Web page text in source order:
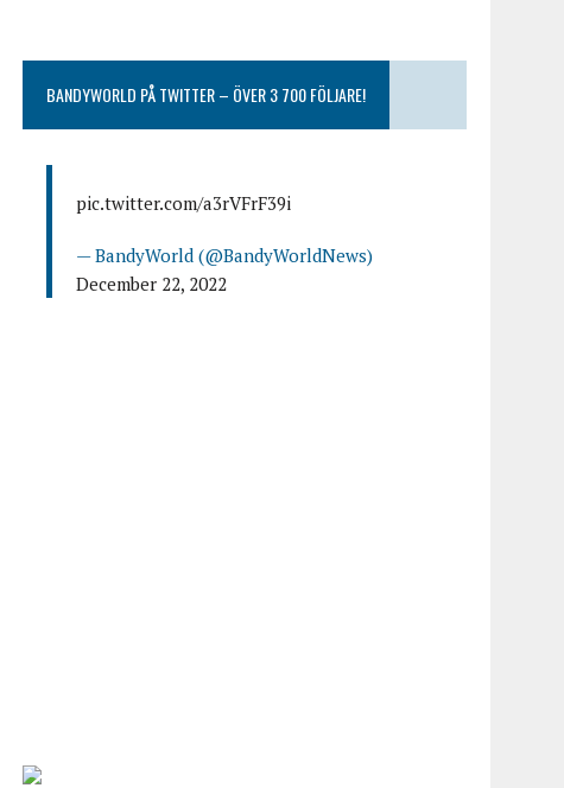
BANDYWORLD PÅ TWITTER – ÖVER 3 700 FÖLJARE!
pic.twitter.com/a3rVFrF39i
— BandyWorld (@BandyWorldNews)
December 22, 2022